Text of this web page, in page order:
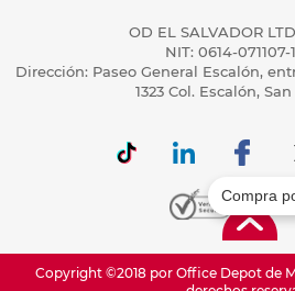
OD EL SALVADOR
NIT: 0614-071107-
Dirección: Paseo General Escalón,
1323 Col. Escalón,
Copyright ©2018 por Office Depot de
Compra